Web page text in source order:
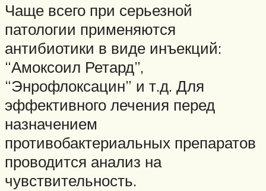
Чаще всего при серьезной
патологии применяются
антибиотики в виде инъекций:
“Амоксоил Ретард”,
“Энрофлоксацин” и т.д. Для
эффективного лечения перед
назначением
противобактериальных препаратов
проводится анализ на
чувствительность.